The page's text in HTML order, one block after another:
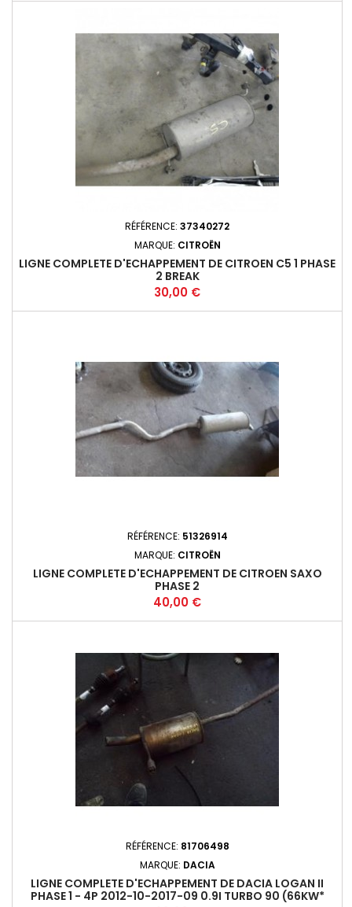
RÉFÉRENCE: 37340272
MARQUE: CITROËN
LIGNE COMPLETE D'ECHAPPEMENT DE CITROEN C5 1 PHASE
2 BREAK
Prix
30,00 €
RÉFÉRENCE: 51326914
MARQUE: CITROËN
LIGNE COMPLETE D'ECHAPPEMENT DE CITROEN SAXO
PHASE 2
Prix
40,00 €
RÉFÉRENCE: 81706498
MARQUE: DACIA
LIGNE COMPLETE D'ECHAPPEMENT DE DACIA LOGAN II
PHASE 1 - 4P 2012-10-2017-09 0.9I TURBO 90 (66KW*